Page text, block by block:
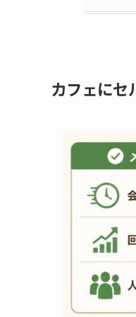
カフェにセ